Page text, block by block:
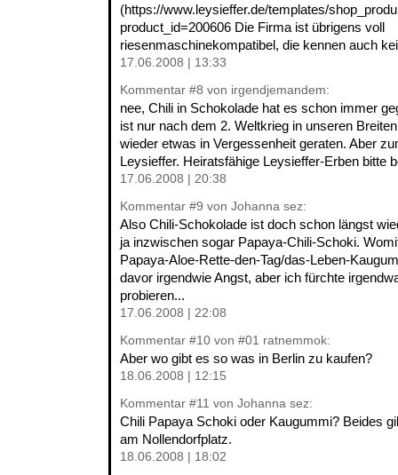
(https://www.leysieffer.de/templates/
product_id=200606 Die Firma ist übrigens voll
riesenmaschinekompatibel, die kennen auch
17.06.2008 | 13:33
Kommentar #8 von irgendjemandem:
nee, Chili in Schokolade hat es schon immer
ist nur nach dem 2. Weltkrieg in unseren
wieder etwas in Vergessenheit geraten. Aber
Leysieffer. Heiratsfähige Leysieffer-Erben bitte
17.06.2008 | 20:38
Kommentar #9 von Johanna sez:
Also Chili-Schokolade ist doch schon längst
ja inzwischen sogar Papaya-Chili-Schoki.
Papaya-Aloe-Rette-den-Tag/das-Leben-
davor irgendwie Angst, aber ich fürchte
probieren...
17.06.2008 | 22:08
Kommentar #10 von #01 ratnemmok:
Aber wo gibt es so was in Berlin zu kaufen?
18.06.2008 | 12:15
Kommentar #11 von Johanna sez:
Chili Papaya Schoki oder Kaugummi? Beides
am Nollendorfplatz.
18.06.2008 | 18:02